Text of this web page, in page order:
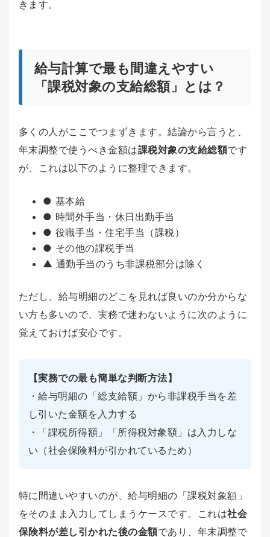
きます。
給与計算で最も間違えやすい
「課税対象の支給総額」とは？
多くの人がここでつまずきます。結論から言うと、
年末調整で使うべき金額は課税対象の支給総額です
が、これは以下のように整理できます。
● 基本給
● 時間外手当・休日出勤手当
● 役職手当・住宅手当（課税）
● その他の課税手当
▲ 通勤手当のうち非課税部分は除く
ただし、給与明細のどこを見れば良いのか分からな
い方も多いので、実務で迷わないように次のように
覚えておけば安心です。
【実務での最も簡単な判断方法】
・給与明細の「総支給額」から非課税手当を差
し引いた金額を入力する
・「課税所得額」「所得税対象額」は入力しな
い（社会保険料が引かれているため）
特に間違いやすいのが、給与明細の「課税対象額」
をそのまま入力してしまうケースです。これは社会
保険料が差し引かれた後の金額であり、年末調整で